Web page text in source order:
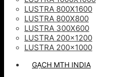
LUSTRA 800X1600
LUSTRA 800X800
LUSTRA 300X600
LUSTRA 200×1200
LUSTRA 200×1000
GẠCH MTH INDIA